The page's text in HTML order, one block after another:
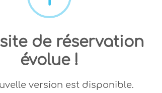
de réservation
évolue !
version est disponible.